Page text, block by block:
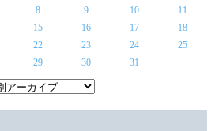
8 9 10
11
15 16 17
18
22 23 24
25
29 30 31